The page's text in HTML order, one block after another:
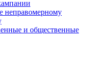
неправомерному
и общественные